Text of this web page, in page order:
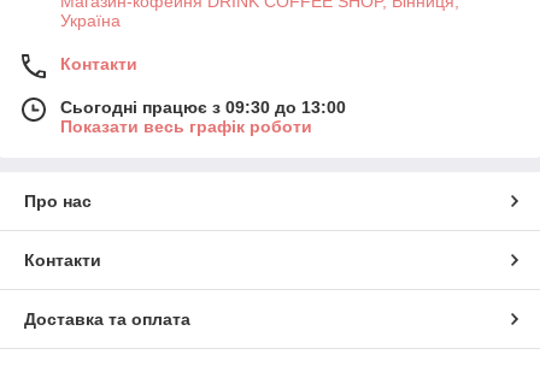
Україна
Контакти
Сьогодні працює з 09:30 до 13:00
Показати весь графік роботи
Про нас
Контакти
Доставка та оплата